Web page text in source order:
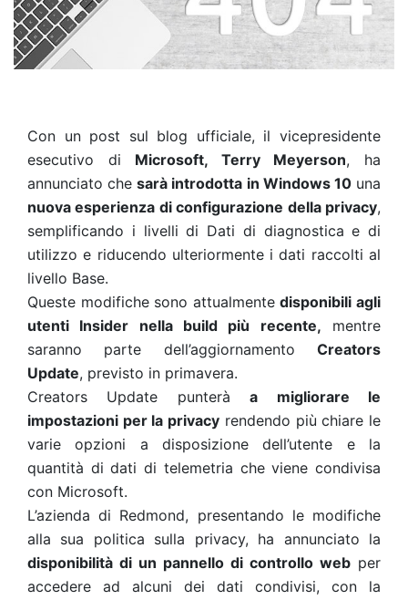
Con un post sul blog ufficiale, il vicepresidente
esecutivo di Microsoft, Terry Meyerson, ha
annunciato chesarà introdotta in Windows 10una
nuova esperienza di configurazione della privacy,
semplificando i livelli di Dati di diagnostica e di
utilizzo e riducendo ulteriormente i dati raccolti al
livello Base.
Queste modifiche sono attualmentedisponibili agli
utenti Insider nella build più recente, mentre
saranno parte dell’aggiornamento Creators
Update, previsto in primavera.
Creators Update punteràa migliorare le
impostazioni per la privacy rendendo più chiare le
varie opzioni a disposizione dell’utente e la
quantità di dati di telemetria che viene condivisa
con Microsoft.
L’azienda di Redmond, presentando le modifiche
alla sua politica sulla privacy, ha annunciato la
disponibilità di un pannello di controllo web per
accedere ad alcuni dei dati condivisi, con la